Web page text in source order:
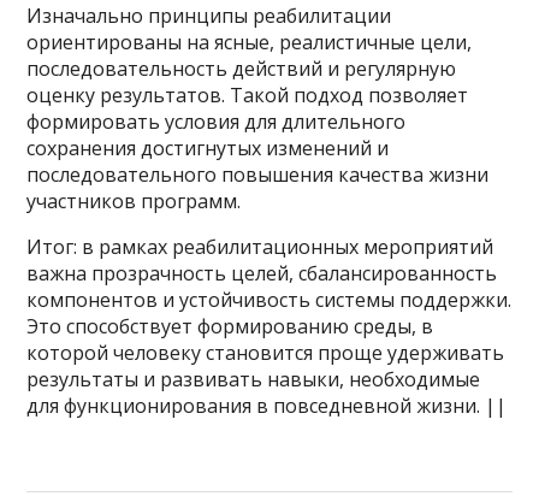
Изначально принципы реабилитации
ориентированы на ясные, реалистичные цели,
последовательность действий и регулярную
оценку результатов. Такой подход позволяет
формировать условия для длительного
сохранения достигнутых изменений и
последовательного повышения качества жизни
участников программ.
Итог: в рамках реабилитационных мероприятий
важна прозрачность целей, сбалансированность
компонентов и устойчивость системы поддержки.
Это способствует формированию среды, в
которой человеку становится проще удерживать
результаты и развивать навыки, необходимые
для функционирования в повседневной жизни. ||